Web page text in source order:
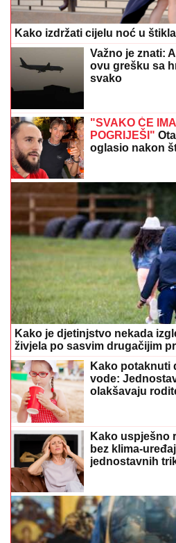
Kako izdržati cijelu noć u
Važno je znati:
ovu grešku sa
svako
"SVAKO ĆE
POGRIJEŠI"
oglasio nakon
Kako je djetinjstvo nekada
živjela po sasvim drugačijim
Kako potaknuti
vode:
olakšavaju
Kako uspješno
bez klima-
jednostavnih